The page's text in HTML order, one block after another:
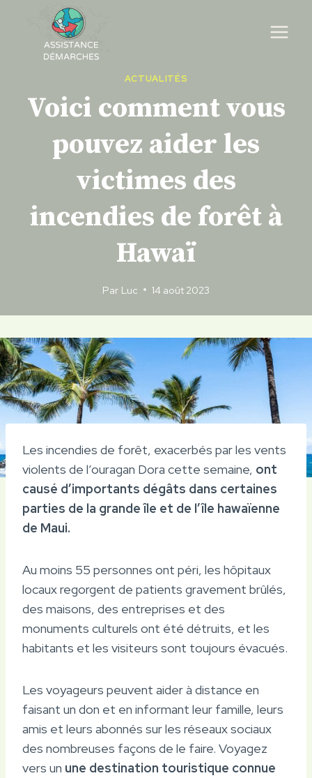
content
ACTUALITÉS
Voici comment vous
pouvez aider les
victimes des
incendies de forêt à
Hawaï
Par Luc 14 août 2023
Les incendies de forêt, exacerbés par les vents
violents de l’ouragan Dora cette semaine, ont
causé d’importants dégâts dans certaines
parties de la grande île et de l’île hawaïenne
de Maui.
Au moins 55 personnes ont péri, les hôpitaux
locaux regorgent de patients gravement brûlés,
des maisons, des entreprises et des
monuments culturels ont été détruits, et les
habitants et les visiteurs sont toujours évacués.
Les voyageurs peuvent aider à distance en
faisant un don et en informant leur famille, leurs
amis et leurs abonnés sur les réseaux sociaux
des nombreuses façons de le faire. Voyagez
vers un une destination touristique connue